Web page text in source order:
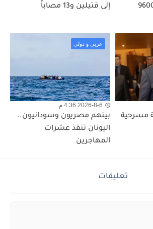
في ألمانيا إلى 9600
إلى قتيلين و13 مصاباً
مسرحية
عربي و دولي
2026-8-6 4:36 م
بينهم مصريون وسودانيون..
اليونان تنقذ عشرات
المهاجرين
تعليقات